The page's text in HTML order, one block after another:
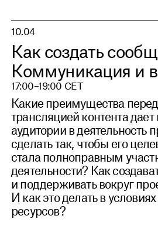
10.04
Как создать
Коммуникация и
17:00–19:00 CET
Какие преимущества
трансляцией контента
аудитории в деятельность
сделать так, чтобы его
стала полноправным
деятельности? Как
и поддерживать вокруг
И как это делать в
ресурсов?